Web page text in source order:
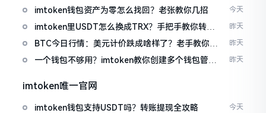
imtoken钱包资产为零怎么找回？老张教你几招 今天
imtoken里USDT怎么换成TRX？手把手教你转成
波场币
昨天
BTC今日行情：美元计价跌成啥样了？老手教你咋
昨天
一个钱包不够用？imtoken教你创建多个钱包管理
昨天
imtoken唯一官网
imtoken钱包支持USDT吗？转账提现全攻略 今天